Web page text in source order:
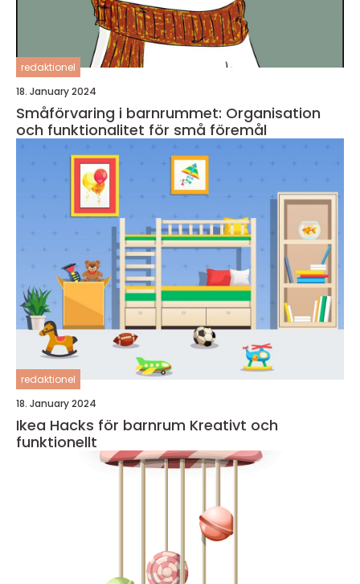
redaktionel
18. January 2024
Småförvaring i barnrummet: Organisation
och funktionalitet för små föremål
redaktionel
18. January 2024
Ikea Hacks för barnrum Kreativt och
funktionellt